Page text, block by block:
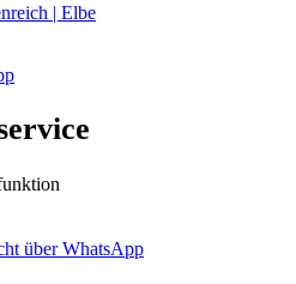
| Elbe
über WhatsApp